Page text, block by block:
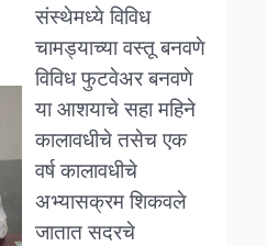
संस्थेमध्ये विविध
चामड्याच्या वस्तू बनवणे
विविध फुटवेअर बनवणे
या आशयाचे सहा महिने
कालावधीचे तसेच एक
वर्ष कालावधीचे
अभ्यासक्रम शिकवले
जातात सदरचे